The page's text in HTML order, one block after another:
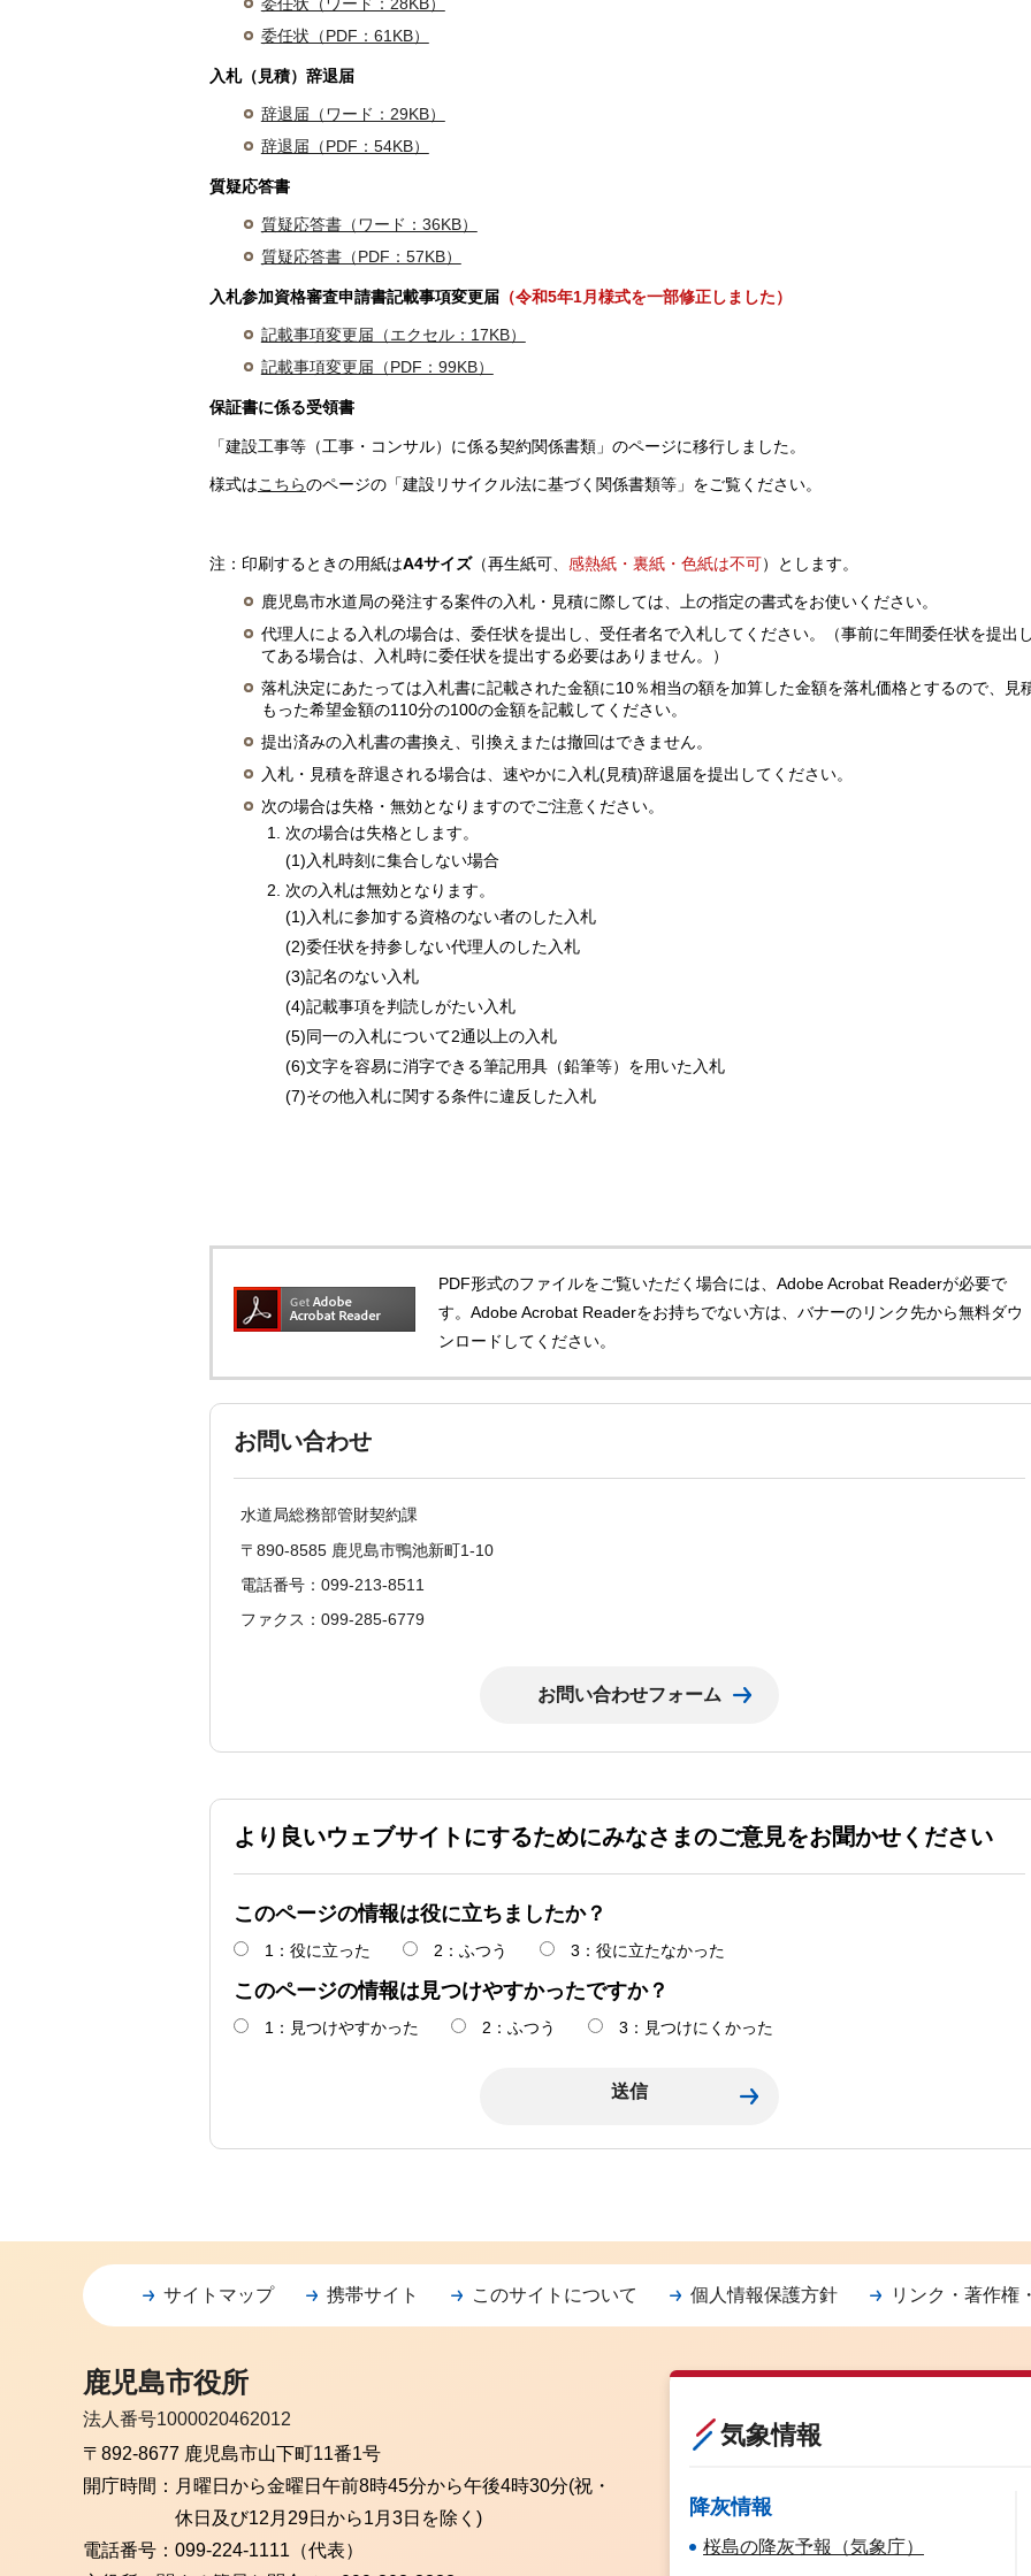
委任状（PDF：61KB）
入札（見積）辞退届
辞退届（ワード：29KB）
辞退届（PDF：54KB）
質疑応答書
質疑応答書（ワード：36KB）
質疑応答書（PDF：57KB）
入札参加資格審査申請書記載事項変更届 （令和5年1月様式を一部修正しました）
記載事項変更届（エクセル：17KB）
記載事項変更届（PDF：99KB）
保証書に係る受領書
「建設工事等（工事・コンサル）に係る契約関係書類」のページに移行しました。
様式はこちらのページの「建設リサイクル法に基づく関係書類等」をご覧ください。
注：印刷するときの用紙はA4サイズ（再生紙可、 感熱紙・裏紙・色紙は不可）とします。
鹿児島市水道局の発注する案件の入札・見積に際しては、上の指定の書式をお使いください。
代理人による入札の場合は、委任状を提出し、受任者名で入札してください。（事前に年間委任状を提出
てある場合は、入札時に委任状を提出する必要はありません。）
落札決定にあたっては入札書に記載された金額に10％相当の額を加算した金額を落札価格とするので、見
もった希望金額の110分の100の金額を記載してください。
提出済みの入札書の書換え、引換えまたは撤回はできません。
入札・見積を辞退される場合は、速やかに入札(見積)辞退届を提出してください。
次の場合は失格・無効となりますのでご注意ください。
次の場合は失格とします。
(1)入札時刻に集合しない場合
次の入札は無効となります。
(1)入札に参加する資格のない者のした入札
(2)委任状を持参しない代理人のした入札
(3)記名のない入札
(4)記載事項を判読しがたい入札
(5)同一の入札について2通以上の入札
(6)文字を容易に消字できる筆記用具（鉛筆等）を用いた入札
(7)その他入札に関する条件に違反した入札
PDF形式のファイルをご覧いただく場合には、Adobe Acrobat Readerが必要で
す。Adobe Acrobat Readerをお持ちでない方は、バナーのリンク先から無料ダウ
ンロードしてください。
お問い合わせ
水道局総務部管財契約課
〒890-8585 鹿児島市鴨池新町1-10
電話番号：099-213-8511
ファクス：099-285-6779
より良いウェブサイトにするためにみなさまのご意見をお聞かせください
このページの情報は役に立ちましたか？
1：役に立った 2：ふつう 3：役に立たなかった
このページの情報は見つけやすかったですか？
1：見つけやすかった 2：ふつう 3：見つけにくかった
サイトマップ 携帯サイト このサイトについて 個人情報保護方針 リンク・著作権
鹿児島市役所
法人番号1000020462012
〒892-8677 鹿児島市山下町11番1号
開庁時間： 月曜日から金曜日 午前8時45分から午後4時30分(祝・
休日及び12月29日から1月3日を除く)
電話番号： 099-224-1111（代表）
気象情報
降灰情報
桜島の降灰予報（気象庁）